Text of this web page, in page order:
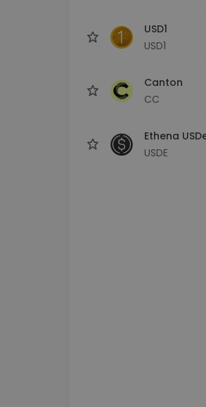
USD1
USD1
Canton
CC
Ethena
USDE